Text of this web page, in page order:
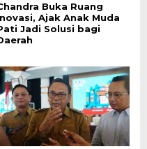
Buka Ruang
Ajak Anak Muda
Jadi Solusi bagi